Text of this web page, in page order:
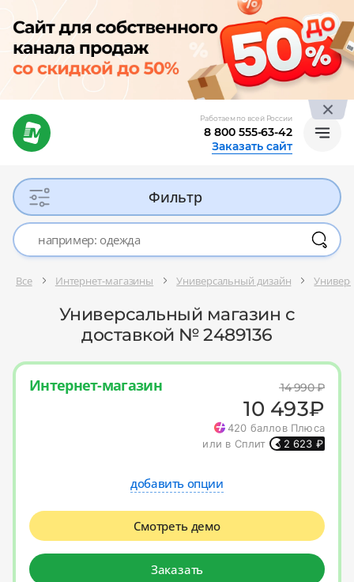
Работаем по всей России
8 800 555-63-42
Заказать сайт
Фильтр
Все Интернет-магазины Универсальный дизайн
Универсальный магазин с
доставкой № 2489136
Интернет-магазин 14 990₽
10 493₽
420 баллов Плюса
или в Сплит
2 623 ₽
добавить опции
Смотреть демо
Заказать